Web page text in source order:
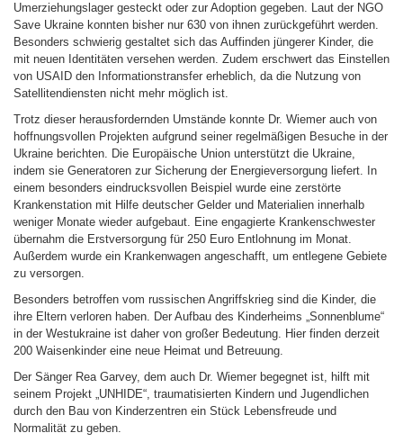
Umerziehungslager gesteckt oder zur Adoption gegeben. Laut der NGO
Save Ukraine konnten bisher nur 630 von ihnen zurückgeführt werden.
Besonders schwierig gestaltet sich das Auffinden jüngerer Kinder, die
mit neuen Identitäten versehen werden. Zudem erschwert das Einstellen
von USAID den Informationstransfer erheblich, da die Nutzung von
Satellitendiensten nicht mehr möglich ist.
Trotz dieser herausfordernden Umstände konnte Dr. Wiemer auch von
hoffnungsvollen Projekten aufgrund seiner regelmäßigen Besuche in der
Ukraine berichten. Die Europäische Union unterstützt die Ukraine,
indem sie Generatoren zur Sicherung der Energieversorgung liefert. In
einem besonders eindrucksvollen Beispiel wurde eine zerstörte
Krankenstation mit Hilfe deutscher Gelder und Materialien innerhalb
weniger Monate wieder aufgebaut. Eine engagierte Krankenschwester
übernahm die Erstversorgung für 250 Euro Entlohnung im Monat.
Außerdem wurde ein Krankenwagen angeschafft, um entlegene Gebiete
zu versorgen.
Besonders betroffen vom russischen Angriffskrieg sind die Kinder, die
ihre Eltern verloren haben. Der Aufbau des Kinderheims „Sonnenblume“
in der Westukraine ist daher von großer Bedeutung. Hier finden derzeit
200 Waisenkinder eine neue Heimat und Betreuung.
Der Sänger Rea Garvey, dem auch Dr. Wiemer begegnet ist, hilft mit
seinem Projekt „UNHIDE“, traumatisierten Kindern und Jugendlichen
durch den Bau von Kinderzentren ein Stück Lebensfreude und
Normalität zu geben.